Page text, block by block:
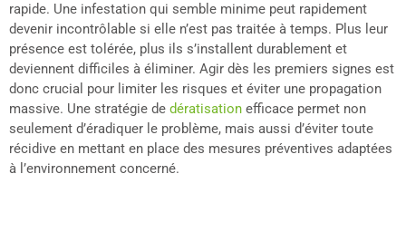
rapide. Une infestation qui semble minime peut rapidement
devenir incontrôlable si elle n’est pas traitée à temps. Plus leur
présence est tolérée, plus ils s’installent durablement et
deviennent difficiles à éliminer. Agir dès les premiers signes est
donc crucial pour limiter les risques et éviter une propagation
massive. Une stratégie de dératisation efficace permet non
seulement d’éradiquer le problème, mais aussi d’éviter toute
récidive en mettant en place des mesures préventives adaptées
à l’environnement concerné.